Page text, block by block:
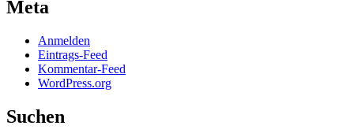
Meta
Anmelden
Eintrags-Feed
Kommentar-Feed
WordPress.org
Suchen